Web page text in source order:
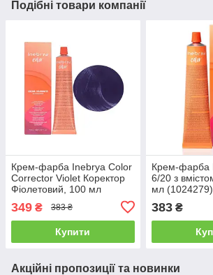
Подібні товари компанії
Крем-фарба Inebrya Сolor
Corrector Violet Коректор
Фіолетовий, 100 мл
349 ₴ 383 ₴
Купити
Крем-фарба
6/20 з
мл (1024279)
383₴
Акційні пропозиції та новинки